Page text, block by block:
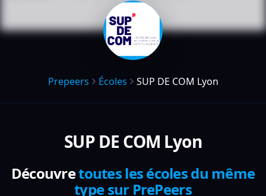
Prepeers Écoles SUP DE COM Lyon
SUP DE COM Lyon
Découvretoutes les écoles du même
type sur PrePeers